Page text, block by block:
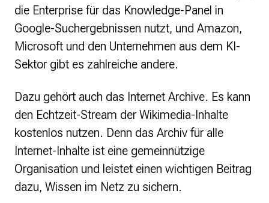
die Enterprise für das Knowledge-Panel in
Google-Suchergebnissen nutzt, und Amazon,
Microsoft und den Unternehmen aus dem KI-
Sektor gibt es zahlreiche andere.
Dazu gehört auch das Internet Archive. Es kann
den Echtzeit-Stream der Wikimedia-Inhalte
kostenlos nutzen. Denn das Archiv für alle
Internet-Inhalte ist eine gemeinnützige
Organisation und leistet einen wichtigen Beitrag
dazu, Wissen im Netz zu sichern.